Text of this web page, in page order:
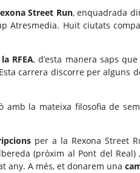
Street Run, enquadrada
Atresmedia. Huit ciutats
RFEA, d’esta manera saps
carrera discorre per alguns
amb la mateixa filosofia de
per a la Rexona Street
(pròxim al Pont del
any. A més, et donarem una